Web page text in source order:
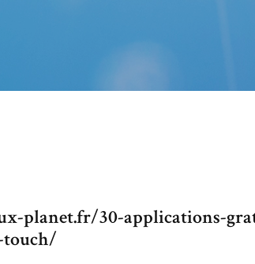
planet.fr/30-applications-
touch/